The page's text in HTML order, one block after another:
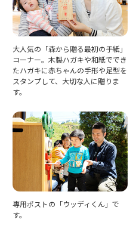
大人気の「森から贈る最初の手紙」
コーナー。木製ハガキや和紙ででき
たハガキに赤ちゃんの手形や足型を
スタンプして、大切な人に贈りま
す。
専用ポストの「ウッディくん」で
す。